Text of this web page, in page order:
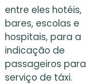
entre eles hotéis,
bares, escolas e
hospitais, para a
indicação de
passageiros
serviço de táxi.